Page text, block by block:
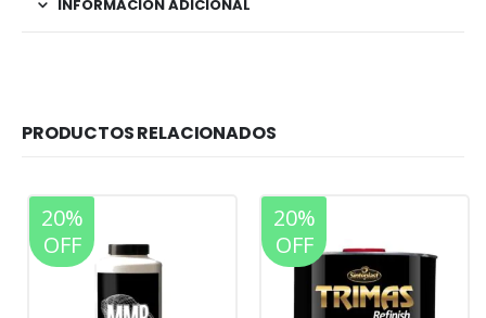
INFORMACIÓN ADICIONAL
PRODUCTOS RELACIONADOS
20%
OFF
20%
OFF